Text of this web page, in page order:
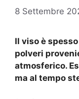
8 Settembre
Il viso è
polveri
atmosferico.
ma al tempo